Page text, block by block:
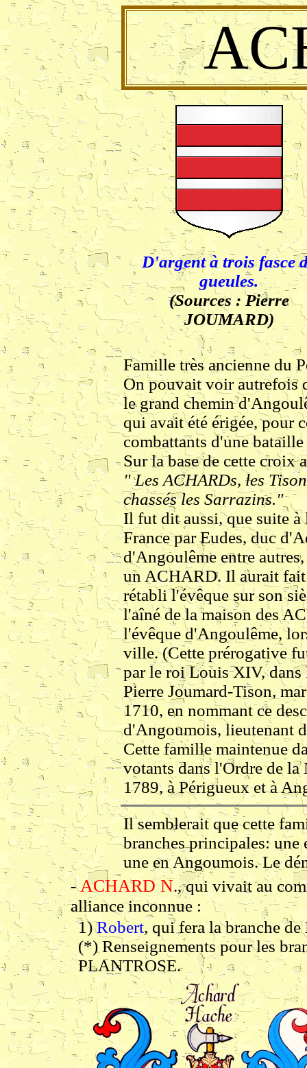
D'argent à trois fasce
gueules.
(Sources : Pierre
JOUMARD)
Famille très ancienne du
On pouvait voir autrefois
le grand chemin
qui avait été érigée, pour
combattants d'une
Sur la base de cette croix
" Les ACHARDs, les
chassés les Sarrazins."
Il fut dit aussi, que suite
France par Eudes, duc
d'Angoulême entre
un ACHARD. Il aurait fait
rétabli l'évêque sur son
l'aîné de la maison des
l'évêque d'Angoulême,
ville. (Cette prérogative
par le roi Louis XIV,
Pierre Joumard-Tison,
1710, en nommant ce
d'Angoumois, lieutenant
Cette famille maintenue
votants dans l'Ordre de la
1789, à Périgueux et à
Il semblerait que cette
branches principales: une
une en Angoumois. Le
-ACHARD N., qui vivait au
alliance inconnue :
1)Robert, qui fera la branche de
(*) Renseignements pour les
PLANTROSE.